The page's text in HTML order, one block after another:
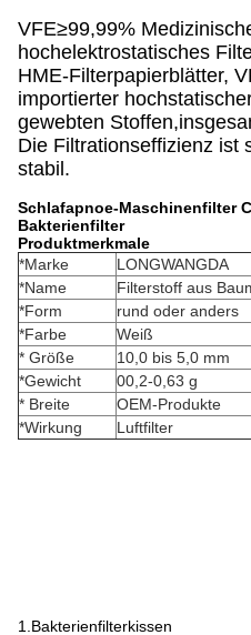
VFE≥99,99%
hochelektrostatisches
HME-Filterpapierblätter,
importierter
gewebten
Die Filtrationseffizienz ist
stabil.
Schlafapnoe-Maschinenfilter
Bakterienfilter
Produktmerkmale
*Marke
LONGWANGDA
*Name
Filterstoff aus
*Form
rund oder anders
*Farbe
Weiß
* Größe
10,0 bis 5,0 mm
*Gewicht
00,2-0,63 g
* Breite
OEM-Produkte
*Wirkung
Luftfilter
1.Bakterienfilterkissen